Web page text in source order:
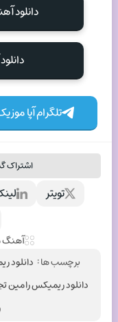
دانلود
تلگرام آپا
اشتراک
تویتر
آهنگ
برچسب ها : دانلود
دانلود ریمیکس رامین